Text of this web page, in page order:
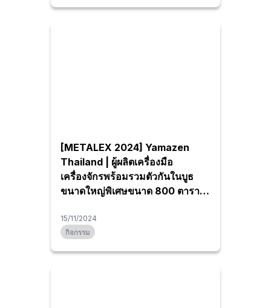
[METALEX 2024] Yamazen
Thailand | ผู้ผลิตเครื่องมือ
เครื่องจักรพร้อมรวมตัวกันในบูธ
ขนาดใหญ่พิเศษขนาด 800 ตาราง
มากมาย
15/11/2024
กิจกรรม